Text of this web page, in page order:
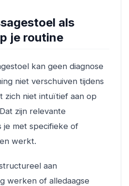
als
je routine
kan geen diagnose
niet verschuiven tijdens
zich niet intuïtief aan op
zijn relevante
je met specifieke of
werkt.
aan
werken of alledaagse